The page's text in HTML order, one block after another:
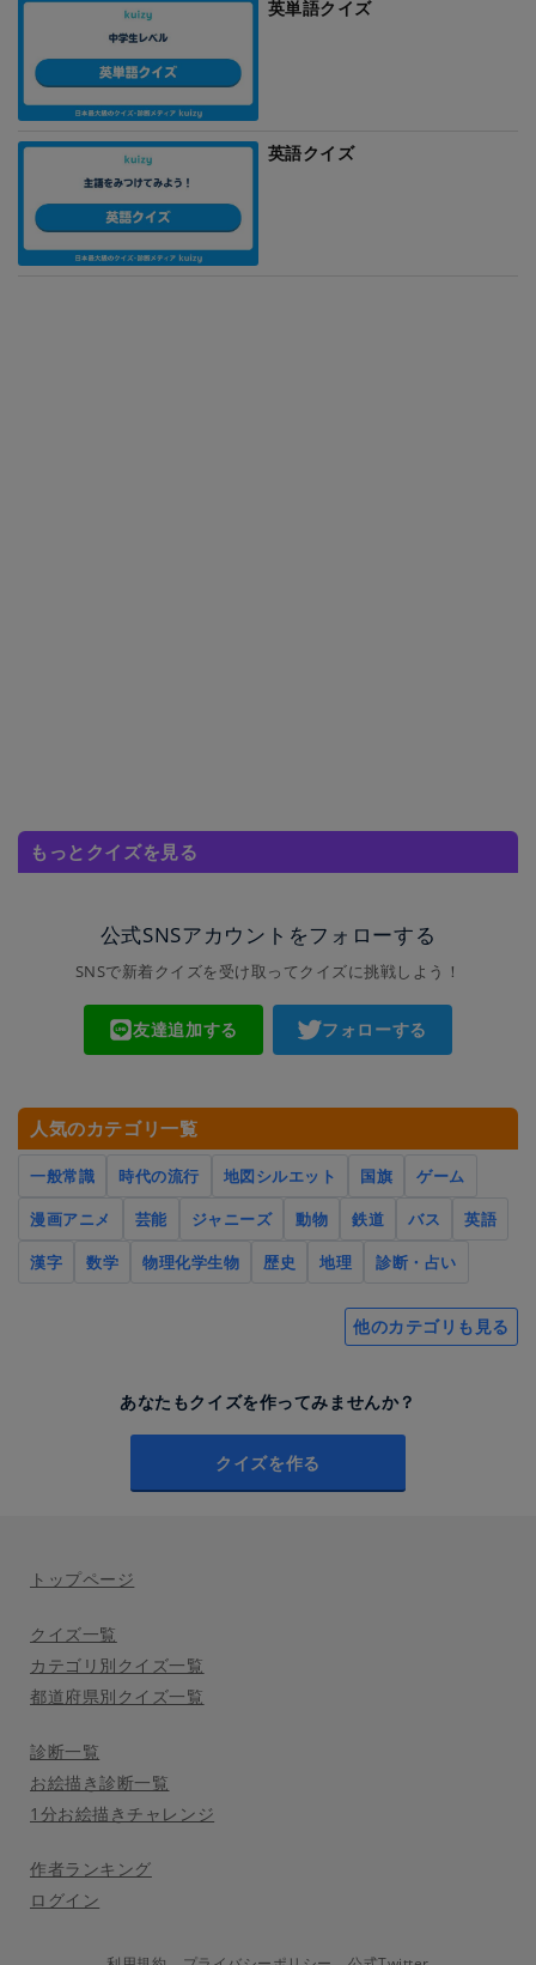
英単語クイズ
英語クイズ
もっとクイズを見る
公式SNSアカウントをフォローする
SNSで新着クイズを受け取ってクイズに挑戦しよう！
友達追加する フォローする
人気のカテゴリ一覧
一般常識 時代の流行 地図シルエット 国旗
ゲーム
漫画アニメ
芸能 ジャニーズ 動物 鉄道 バス
英語
漢字
数学 物理化学生物 歴史 地理 診断・占い
他のカテゴリも見る
あなたもクイズを作ってみませんか？
クイズを作る
トップページ
クイズ一覧
カテゴリ別クイズ一覧
都道府県別クイズ一覧
診断一覧
お絵描き診断一覧
1分お絵描きチャレンジ
作者ランキング
ログイン